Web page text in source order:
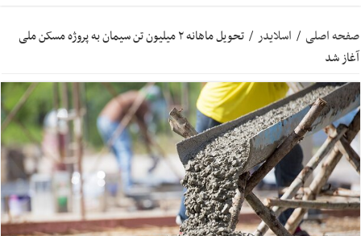
صفحه اصلی / اسلایدر /
تحویل ماهانه ۲ میلیون تن سیمان به پروژه مسکن ملی
آغاز شد